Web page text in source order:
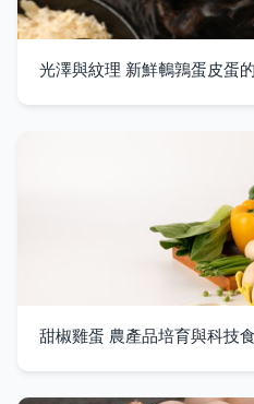
光澤與紋理 新鮮鵪鶉蛋皮蛋
甜椒雞蛋 農產品培育與科技